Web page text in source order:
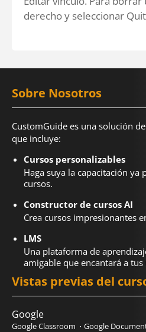
derecho y seleccionar
Sobre Nosotros
CustomGuide es una solución
que incluye:
Cursos personalizables
Haga suya la capacitación ya
cursos.
Constructor de cursos AI
Crea cursos impresionantes
LMS
Una plataforma de
amigable que encantará a tus
Vistas previas del
Google
Google Classroom
Google